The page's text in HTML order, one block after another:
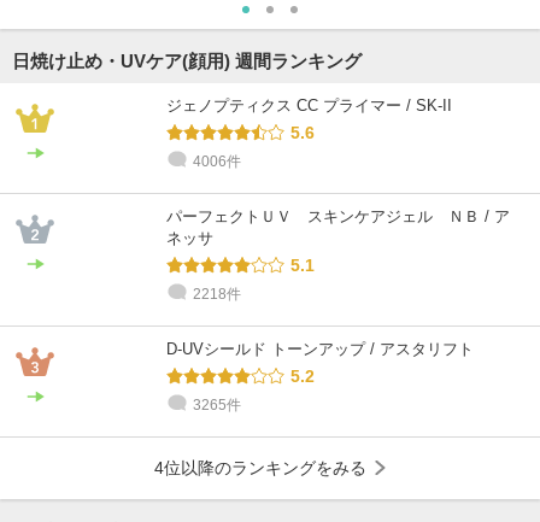
日焼け止め・UVケア(顔用) 週間ランキング
ジェノプティクス CC プライマー / SK-II
5.6
4006件
パーフェクトＵＶ スキンケアジェル ＮＢ / ア
ネッサ
5.1
2218件
D-UVシールド トーンアップ / アスタリフト
5.2
3265件
4位以降のランキングをみる